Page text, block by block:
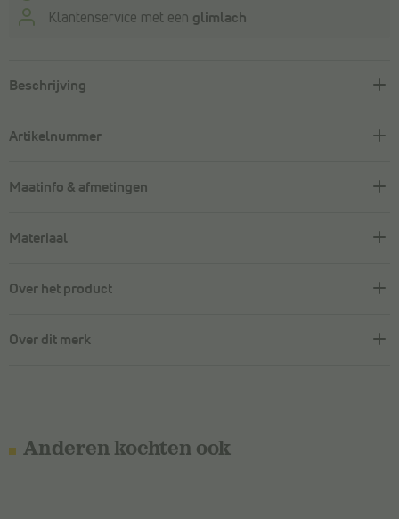
Klantenservice met een glimlach
Beschrijving
Artikelnummer
Maatinfo & afmetingen
Materiaal
Over het product
Over dit merk
Anderen kochten ook